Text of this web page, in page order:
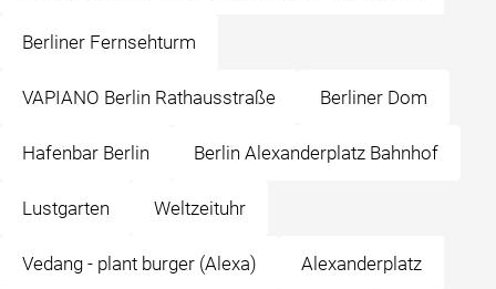
Berliner Fernsehturm
VAPIANO Berlin Rathausstraße Berliner Dom
Hafenbar Berlin Berlin Alexanderplatz Bahnhof
Lustgarten Weltzeituhr
Vedang - ️plant burger ️(Alexa) Alexanderplatz